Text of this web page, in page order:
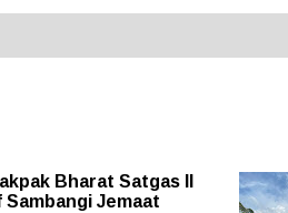
Bharat Satgas II
Sambangi Jemaat